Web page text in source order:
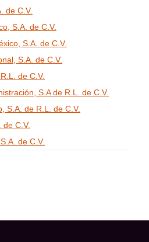
de C.V.
S.A. de C.V.
S.A. de C.V.
S.A. de C.V.
de C.V.
S.A de R.L. de C.V.
S.A. de R.L. de C.V.
de C.V.
de C.V.